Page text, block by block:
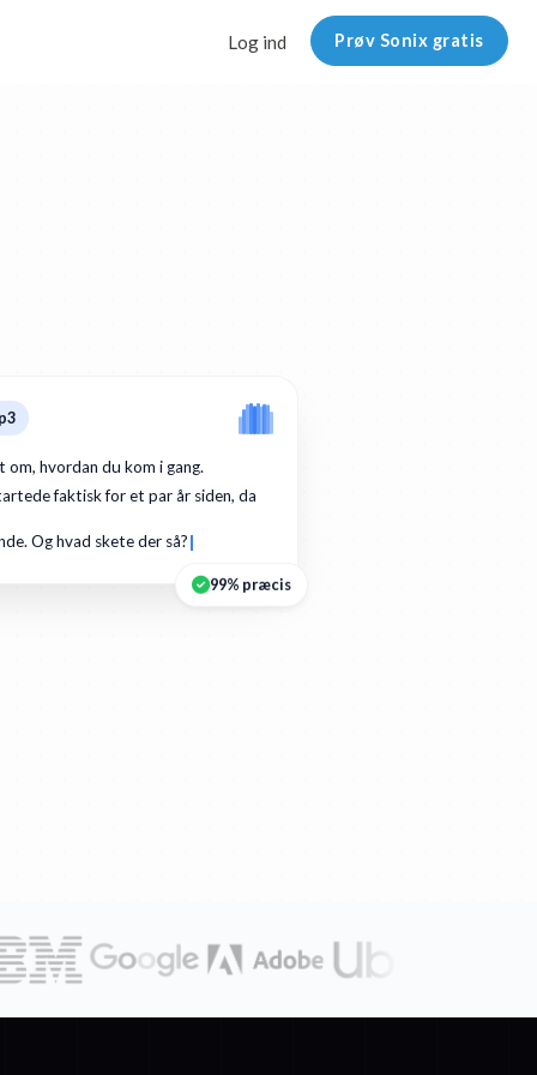
Log ind Prøv Sonix gratis
hvordan du kom i gang.
faktisk for et par år siden, da
Og hvad skete der så?
99% præcis